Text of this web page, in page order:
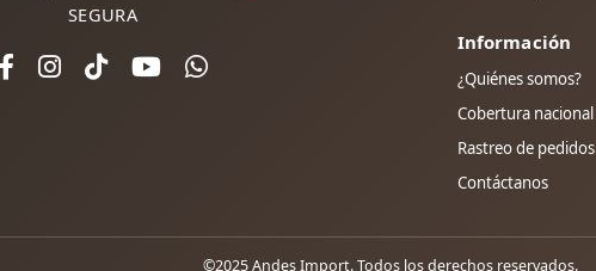
SEGURA
Información
¿Quiénes somos?
Cobertura nacional
Rastreo de pedidos
Contáctanos
©2025 Andes Import. Todos los derechos reservados.